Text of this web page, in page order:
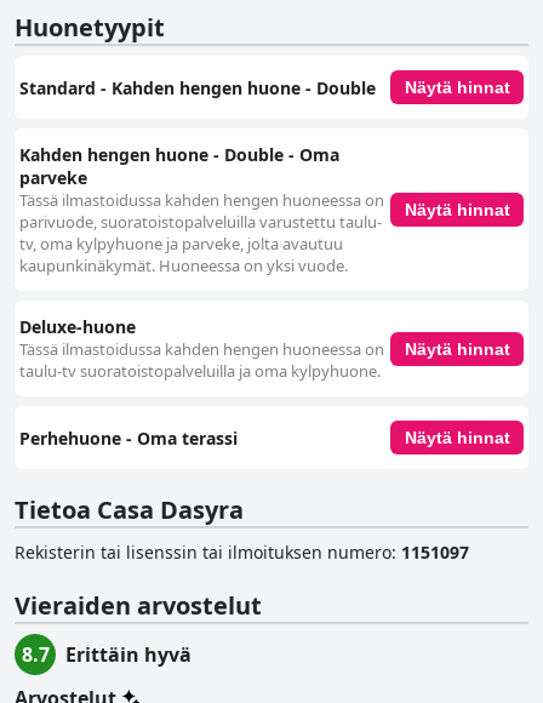
Huonetyypit
Standard - Kahden hengen huone - Double Näytä hinnat
Kahden hengen huone - Double - Oma
parveke
Tässä ilmastoidussa kahden hengen huoneessa on
parivuode, suoratoistopalveluilla varustettu taulu-
tv, oma kylpyhuone ja parveke, jolta avautuu
kaupunkinäkymät. Huoneessa on yksi vuode.
Näytä hinnat
Deluxe-huone
Tässä ilmastoidussa kahden hengen huoneessa on
taulu-tv suoratoistopalveluilla ja oma kylpyhuone.
Näytä hinnat
Perhehuone - Oma terassi Näytä hinnat
Tietoa Casa Dasyra
Rekisterin tai lisenssin tai ilmoituksen numero: 1151097
Vieraiden arvostelut
8.7
Erittäin hyvä